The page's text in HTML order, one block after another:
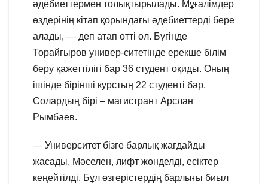
әдебиеттермен толықтырылады. Мұғалімдер
өздерінің кітап қорындағы әдебиеттерді бере
алады, — деп атап өтті ол. Бүгінде
Торайғыров универ-ситетінде ерекше білім
беру қажеттілігі бар 36 студент оқиды. Оның
ішінде бірінші курстың 22 студенті бар.
Солардың бірі – магистрант Арслан
Рымбаев.
— Университет бізге барлық жағдайды
жасады. Мәселен, лифт жөнделді, есіктер
кеңейтілді. Бұл өзгерістердің барлығы биыл